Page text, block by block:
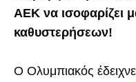
ΑΕΚ να ισοφαρίζει
καθυστερήσεων!
Ο Ολυμπιακός